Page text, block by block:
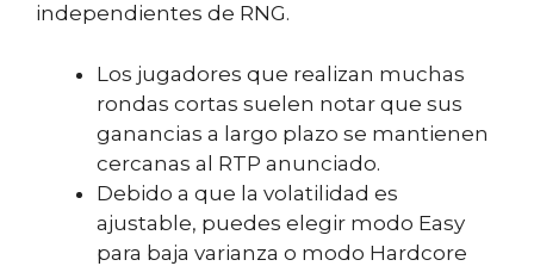
independientes de RNG.
Los jugadores que realizan muchas
rondas cortas suelen notar que sus
ganancias a largo plazo se mantienen
cercanas al RTP anunciado.
Debido a que la volatilidad es
ajustable, puedes elegir modo Easy
para baja varianza o modo Hardcore